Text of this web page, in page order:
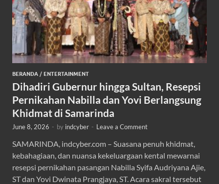
BERANDA / ENTERTAINMENT
Dihadiri Gubernur hingga Sultan, Resepsi
Pernikahan Nabilla dan Yovi Berlangsung
Khidmat di Samarinda
June 8, 2026 - by indcyber - Leave a Comment
SAMARINDA, indcyber.com – Suasana penuh khidmat,
kebahagiaan, dan nuansa kekeluargaan kental mewarnai
resepsi pernikahan pasangan Nabilla Syifa Audriyana Ajie,
ST dan Yovi Dwinata Prangjaya, ST. Acara sakral tersebut